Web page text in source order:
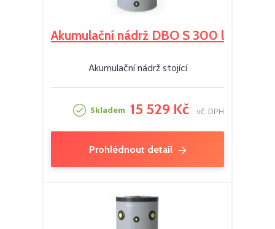
Akumulační nádrž DBO S 300 l
Akumulační nádrž stojící
Skladem 15 529 Kč vč. DPH
Prohlédnout detail